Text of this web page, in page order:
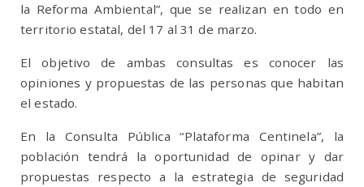
la Reforma Ambiental”, que se realizan en todo en
territorio estatal, del 17 al 31 de marzo.
El objetivo de ambas consultas es conocer las
opiniones y propuestas de las personas que habitan
el estado.
En la Consulta Pública “Plataforma Centinela”, la
población tendrá la oportunidad de opinar y dar
propuestas respecto a la estrategia de seguridad